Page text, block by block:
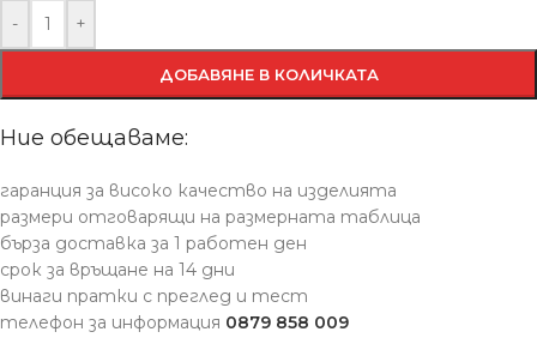
- +
ДОБАВЯНЕ В КОЛИЧКАТА
Ние обещаваме:
гаранция за високо качество на изделията
размери отговарящи на размерната таблица
бърза доставка за 1 работен ден
срок за връщане на 14 дни
винаги пратки с преглед и тест
телефон за информация 0879 858 009